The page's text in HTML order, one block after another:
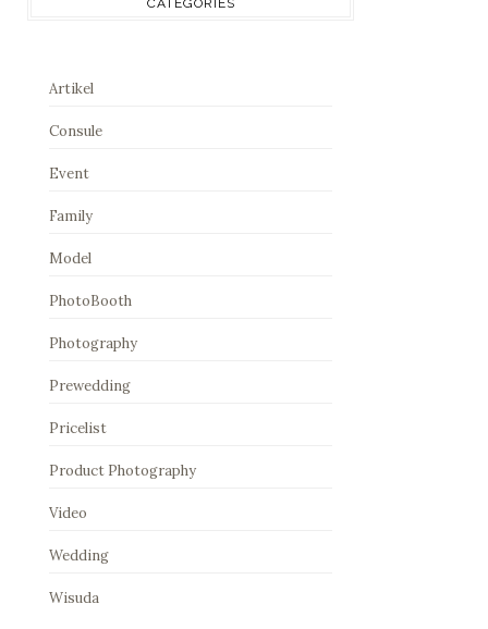
Artikel
Consule
Event
Family
Model
PhotoBooth
Photography
Prewedding
Pricelist
Product Photography
Video
Wedding
Wisuda